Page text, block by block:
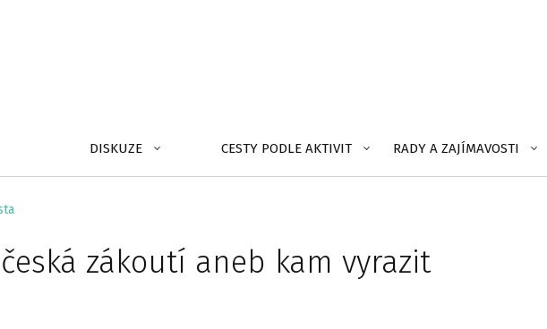
DISKUZE CESTY PODLE AKTIVIT RADY A ZAJÍMAVOSTI
zákoutí aneb kam vyrazit